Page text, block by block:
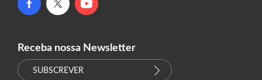
Receba nossa Newsletter
SUBSCREVER